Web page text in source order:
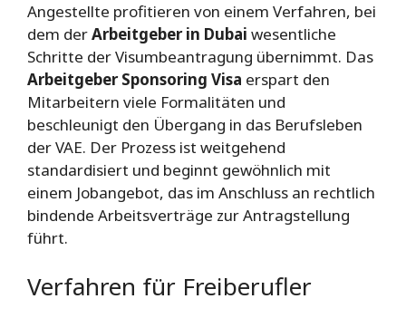
Angestellte profitieren von einem Verfahren, bei
dem derArbeitgeber in Dubai wesentliche
Schritte der Visumbeantragung übernimmt. Das
Arbeitgeber Sponsoring Visa erspart den
Mitarbeitern viele Formalitäten und
beschleunigt den Übergang in das Berufsleben
der VAE. Der Prozess ist weitgehend
standardisiert und beginnt gewöhnlich mit
einem Jobangebot, das im Anschluss an rechtlich
bindende Arbeitsverträge zur Antragstellung
führt.
Verfahren für Freiberufler